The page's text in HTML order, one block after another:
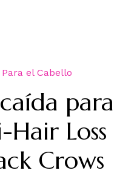
Para el Cabello
para
Loss
Crows